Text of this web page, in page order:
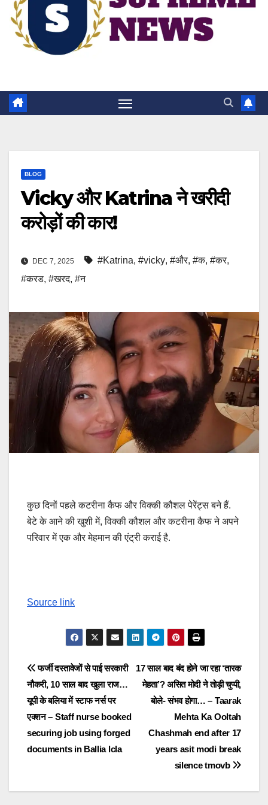
BLOG
Vicky और Katrina ने खरीदी
करोड़ों की कार!
DEC 7, 2025 #Katrina, #vicky, #और, #क, #कर,
#करड, #खरद, #न
कुछ दिनों पहले कटरीना कैफ और विक्की कौशल पेरेंट्स बने हैं.
बेटे के आने की खुशी में, विक्की कौशल और कटरीना कैफ ने अपने
परिवार में एक और मेहमान की एंट्री कराई है.
Source link
Post
navigation
17 साल बाद बंद होने जा रहा ‘तारक
मेहता’? असित मोदी ने तोड़ी चुप्पी,
बोले- संभव होगा… – Taarak
Mehta Ka Ooltah
Chashmah end after 17
years asit modi break
silence tmovb
फर्जी दस्तावेजों से पाई सरकारी
नौकरी, 10 साल बाद खुला राज…
यूपी के बलिया में स्टाफ नर्स पर
एक्शन – Staff nurse booked
securing job using forged
documents in Ballia lcla